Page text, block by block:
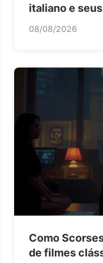
italiano e
08/08/2026
Como
de filmes